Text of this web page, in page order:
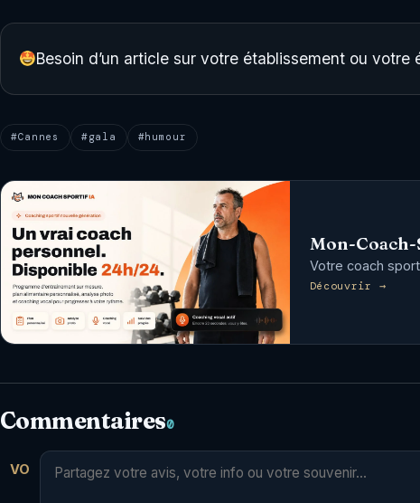
Besoin d’un article sur votre établissement ou votre
#Cannes #gala #humour
Mon-
Votre coach
Découvrir →
Commentaires0
VO